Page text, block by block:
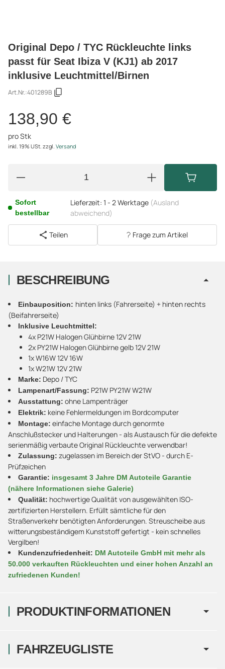
Original Depo / TYC Rückleuchte links
passt für Seat Ibiza V (KJ1) ab 2017
inklusive Leuchtmittel/Birnen
Art.Nr.:401289B
138,90 €
pro Stk
inkl. 19% USt. zzgl. Versand
Sofort
bestellbar
Lieferzeit: 1 - 2 Werktage (Ausland
abweichend)
Teilen Frage zum Artikel
PRODUKTINFORMATIONEN
BESCHREIBUNG
Einbauposition: hinten links (Fahrerseite) + hinten rechts
(Beifahrerseite)
Inklusive Leuchtmittel:
4x P21W Halogen Glühbirne 12V 21W
2x PY21W Halogen Glühbirne gelb 12V 21W
1x W16W 12V 16W
1x W21W 12V 21W
Marke: Depo / TYC
Lampenart/Fassung: P21W PY21W W21W
Ausstattung: ohne Lampenträger
Elektrik: keine Fehlermeldungen im Bordcomputer
Montage: einfache Montage durch genormte
Anschlußstecker und Halterungen - als Austausch für die defekte
serienmäßig verbaute Original Rückleuchte verwendbar!
Zulassung: zugelassen im Bereich der StVO - durch E-
Prüfzeichen
Garantie: insgesamt 3 Jahre DM Autoteile Garantie
(nähere Informationen siehe Galerie)
Qualität: hochwertige Qualität von ausgewählten ISO-
zertifizierten Herstellern. Erfüllt sämtliche für den
Straßenverkehr benötigten Anforderungen. Streuscheibe aus
witterungsbeständigem Kunststoff gefertigt - kein schnelles
Vergilben!
Kundenzufriedenheit: DM Autoteile GmbH mit mehr als
50.000 verkauften Rückleuchten und einer hohen Anzahl an
zufriedenen Kunden!
FAHRZEUGLISTE